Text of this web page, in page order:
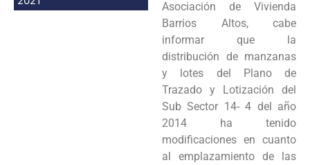
Asociación de Vivienda
Barrios Altos, cabe
informar que la
distribución de manzanas
y lotes del Plano de
Trazado y Lotización del
Sub Sector 14- 4 del año
2014 ha tenido
modificaciones en cuanto
al emplazamiento de las